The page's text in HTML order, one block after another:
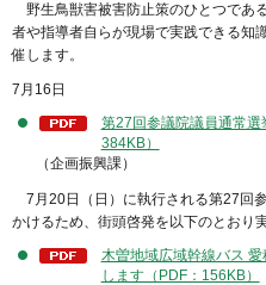
野生鳥獣害被害防止策のひとつであ
者や指導者自らが現場で実践できる知
催します。
7月16日
第27回参議院議員通常選
384KB）
（企画振興課）
7月20日（日）に執行される第27回
かけるため、街頭啓発を以下のとおり
木曽地域広域幹線バス
します（PDF：156KB）